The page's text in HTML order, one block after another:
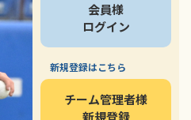
会員様
ログイン
新規登録はこちら
チーム管理者様
新規登録